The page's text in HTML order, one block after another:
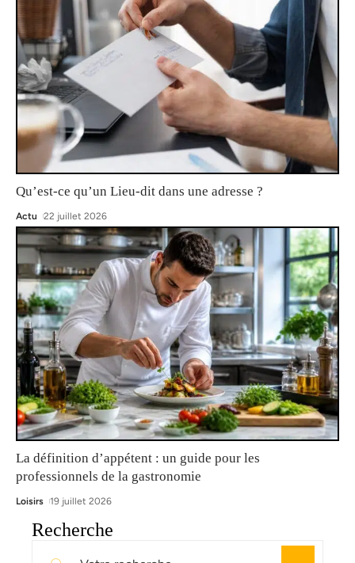
Qu’est-ce qu’un Lieu-dit dans une adresse ?
Actu 22 juillet 2026
La définition d’appétent : un guide pour les
professionnels de la gastronomie
Loisirs 19 juillet 2026
Recherche